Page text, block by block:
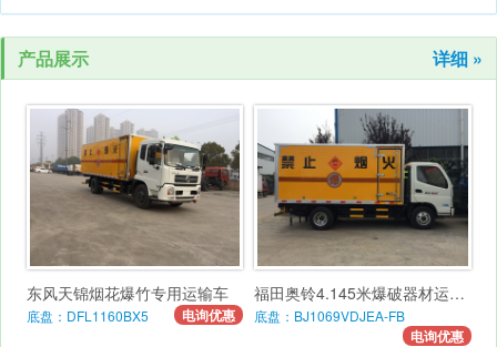
产品展示 详细 »
东风天锦烟花爆竹专用运输车
底盘：DFL1160BX5 电询优惠
福田奥铃4.145米爆破器材运输车
底盘：BJ1069VDJEA-FB
电询优惠